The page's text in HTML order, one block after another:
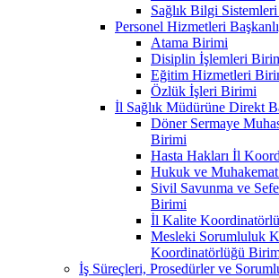
Sağlık Bilgi
Personel Hizmetleri
Atama Birimi
Disiplin İşlemleri
Eğitim Hizmetleri
Özlük İşleri Birimi
İl Sağlık Müdürüne Direkt
Döner Sermaye
Birimi
Hasta Hakları İl
Hukuk ve
Sivil Savunma ve
Birimi
İl Kalite
Mesleki Sorumluluk
Koordinatörlüğü
İş Süreçleri, Prosedürler ve